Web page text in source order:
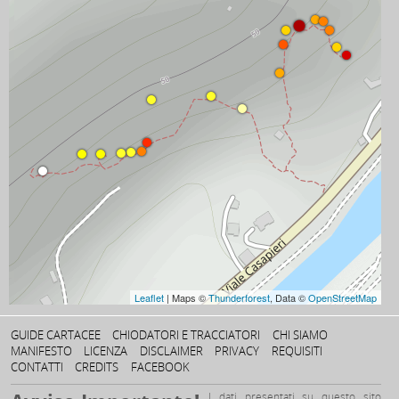
Leaflet | Maps ©Thunderforest, Data ©OpenStreetMap
GUIDE CARTACEE CHIODATORI E TRACCIATORI
CHI SIAMO
MANIFESTO
LICENZA DISCLAIMER PRIVACY
REQUISITI
CONTATTI
CREDITS FACEBOOK